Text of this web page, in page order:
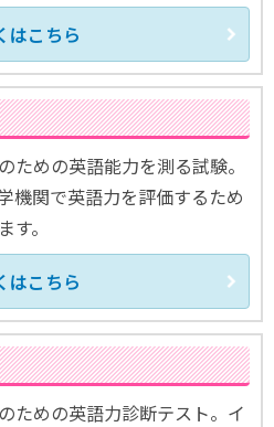
はこちら
ための英語能力を測る試験。
機関で英語力を評価するため
。
はこちら
ための英語力診断テスト。イ